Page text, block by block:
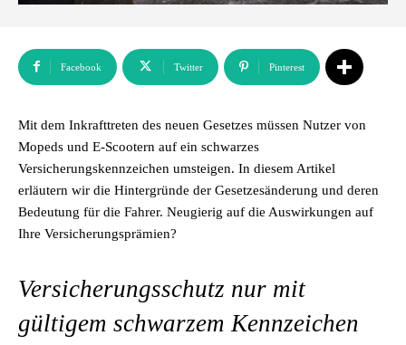
Facebook Twitter Pinterest
Mit dem Inkrafttreten des neuen Gesetzes müssen Nutzer von
Mopeds und E-Scootern auf ein schwarzes
Versicherungskennzeichen umsteigen. In diesem Artikel
erläutern wir die Hintergründe der Gesetzesänderung und deren
Bedeutung für die Fahrer. Neugierig auf die Auswirkungen auf
Ihre Versicherungsprämien?
Versicherungsschutz nur mit
gültigem schwarzem Kennzeichen